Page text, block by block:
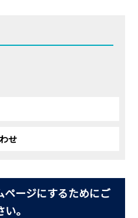
せ
ページにするためにご
。